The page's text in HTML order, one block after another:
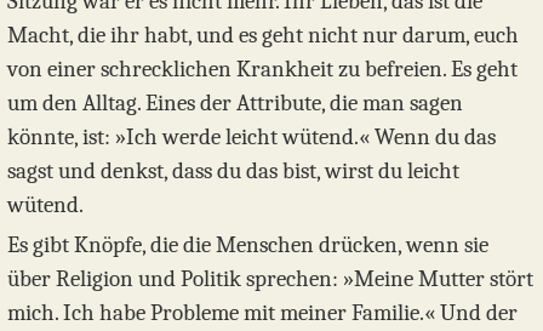
Macht, die ihr habt, und es geht nicht nur darum, euch
von einer schrecklichen Krankheit zu befreien. Es geht
um den Alltag. Eines der Attribute, die man sagen
könnte, ist: »Ich werde leicht wütend.« Wenn du das
sagst und denkst, dass du das bist, wirst du leicht
wütend.
Es gibt Knöpfe, die die Menschen drücken, wenn sie
über Religion und Politik sprechen: »Meine Mutter stört
mich. Ich habe Probleme mit meiner Familie.« Und der